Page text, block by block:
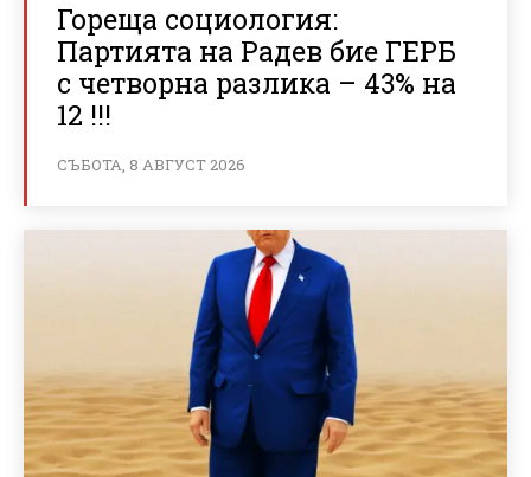
Гореща социология:
Партията на Радев бие ГЕРБ
с четворна разлика – 43% на
12 !!!
СЪБОТА, 8 АВГУСТ 2026